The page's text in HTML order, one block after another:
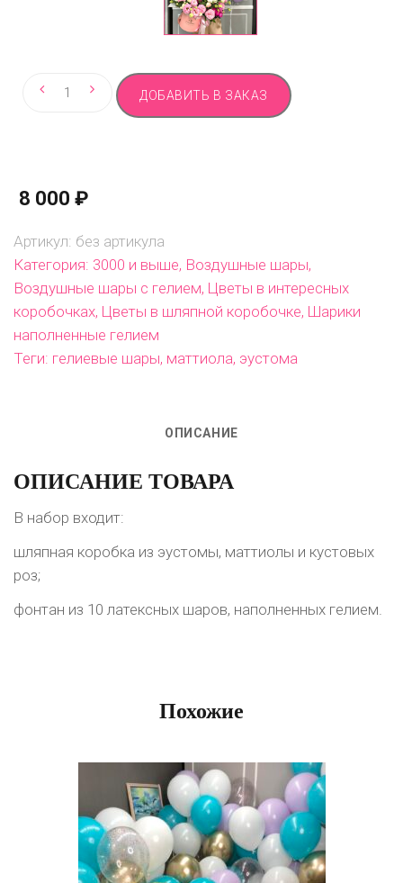
Количество
роскошной
цветов
и
фонтана
шаров
ДОБАВИТЬ В ЗАКАЗ
8 000 ₽
Артикул: без артикула
Категория: 3000 и выше, Воздушные шары,
Воздушные шары с гелием, Цветы в интересных
коробочках, Цветы в шляпной коробочке, Шарики
наполненные гелием
Теги: гелиевые шары, маттиола, эустома
ОПИСАНИЕ
ОПИСАНИЕ ТОВАРА
В набор входит:
шляпная коробка из эустомы, маттиолы и кустовых
роз;
фонтан из 10 латексных шаров, наполненных гелием.
Похожие